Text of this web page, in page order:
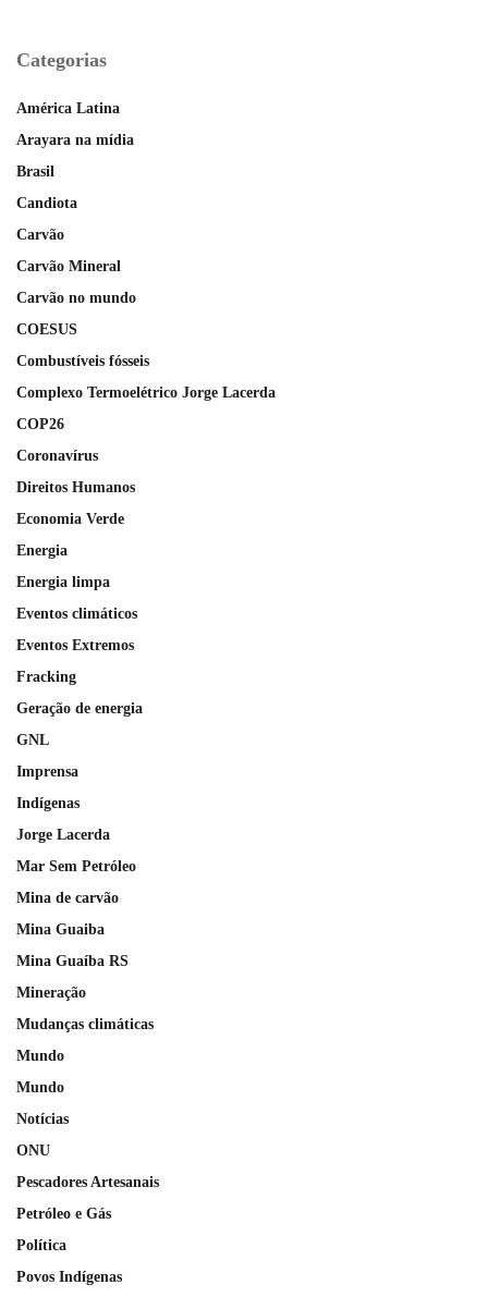
Categorias
América Latina
Arayara na mídia
Brasil
Candiota
Carvão
Carvão Mineral
Carvão no mundo
COESUS
Combustíveis fósseis
Complexo Termoelétrico Jorge Lacerda
COP26
Coronavírus
Direitos Humanos
Economia Verde
Energia
Energia limpa
Eventos climáticos
Eventos Extremos
Fracking
Geração de energia
GNL
Imprensa
Indígenas
Jorge Lacerda
Mar Sem Petróleo
Mina de carvão
Mina Guaiba
Mina Guaíba RS
Mineração
Mudanças climáticas
Mundo
Mundo
Notícias
ONU
Pescadores Artesanais
Petróleo e Gás
Política
Povos Indígenas